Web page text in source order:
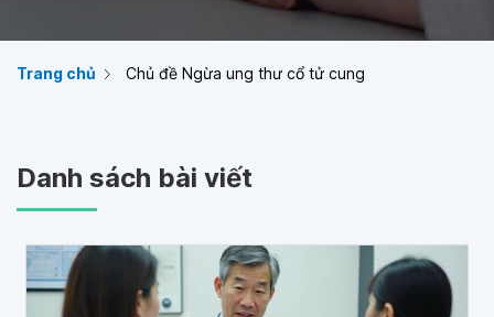
Trang chủ Chủ đề Ngừa ung thư cổ tử cung
Danh sách bài viết